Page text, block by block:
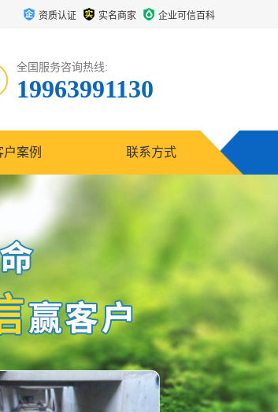
资质认证 实名商家 企业可信百科
全国服务咨询热线:
19963991130
户案例 联系方式